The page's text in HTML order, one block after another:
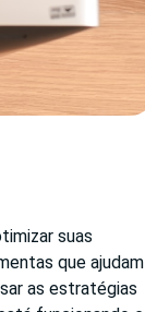
suas
que ajudam
as estratégias